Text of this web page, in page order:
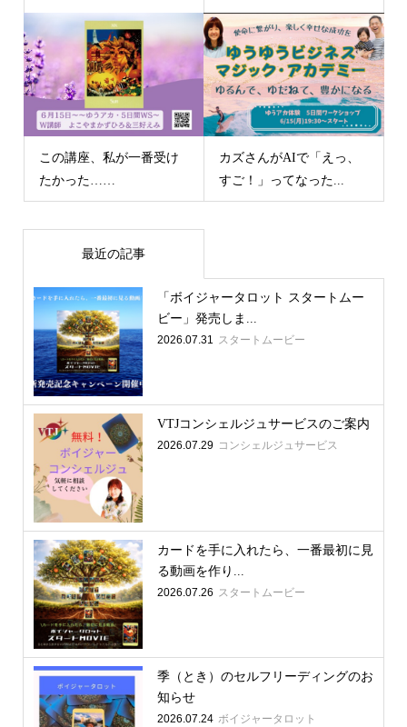
この講座、私が一番受け
たかった……
カズさんがAIで「えっ、
すご！」ってなった...
最近の記事
「ボイジャータロット スタートムー
ビー」発売しま...
2026.07.31 スタートムービー
VTJコンシェルジュサービスのご案内
2026.07.29 コンシェルジュサービス
カードを手に入れたら、一番最初に見
る動画を作り...
2026.07.26 スタートムービー
季（とき）のセルフリーディングのお
知らせ
2026.07.24 ボイジャータロット